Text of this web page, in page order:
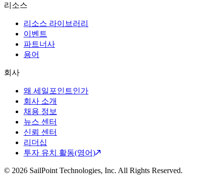
리소스
리소스 라이브러리
이벤트
파트너사
용어
회사
왜 세일포인트인가
회사 소개
채용 정보
뉴스 센터
신뢰 센터
리더십
투자 유치 활동(영어)
© 2026 SailPoint Technologies, Inc. All Rights Reserved.